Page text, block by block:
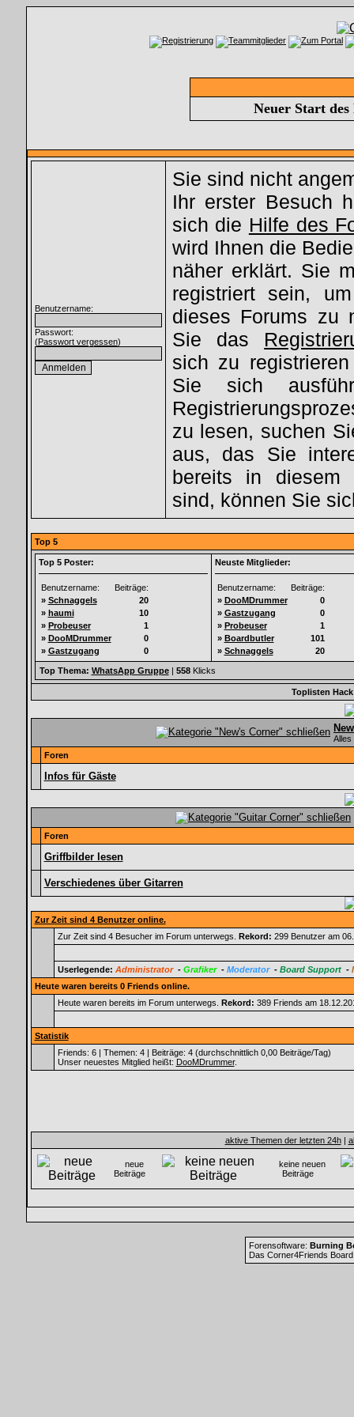
Neuer Start
Benutzername:
Passwort:
(Passwort vergessen)
Sie sind nicht
Ihr erster Besuch
sich die Hilfe des
wird Ihnen die
näher erklärt. Sie
registriert sein,
dieses Forums zu
Sie das
sich zu
Sie sich
zu lesen, suchen
aus, das Sie
bereits in diesem
sind, können Sie
Top 5
Top 5 Poster:
Benutzername:
Beiträge:
» Schnaggels
20
» haumi
10
» Probeuser
1
» DooMDrummer
0
» Gastzugang 0
Neuste Mitglieder:
Benutzername:
Beiträge:
» DooMDrummer
0
» Gastzugang
0
» Probeuser
1
» Boardbutler
101
» Schnaggels 20
Top Thema: WhatsApp Gruppe| 558Klicks
Toplisten
Alles
Foren
Infos für Gäste
Foren
Griffbilder lesen
Verschiedenes über Gitarren
Zur Zeit sind 4 Benutzer online.
Zur Zeit sind 4 Besucher im Forum unterwegs. Rekord: 299 Benutzer am
Userlegende: Administrator- Grafiker- Moderator- Board Support-
Heute waren bereits 0 Friends online.
Heute waren bereits im Forum unterwegs. Rekord: 389 Friends am
Statistik
Friends: 6 | Themen: 4 | Beiträge: 4 (durchschnittlich 0,00 Beiträge/Tag)
Unser neuestes Mitglied heißt: DooMDrummer.
aktive Themen der letzten 24h|
neue
Beiträge
keine neuen
Beiträge
Forensoftware: Burning
Das Corner4Friends